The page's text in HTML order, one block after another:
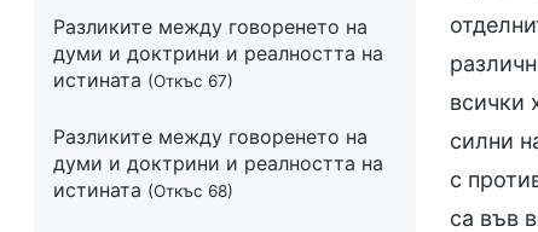
Разликите между говоренето на
думи и доктрини и реалността на
истината (Откъс 67)
Разликите между говоренето на
думи и доктрини и реалността на
истината (Откъс 68)
всички
силни
с
са във